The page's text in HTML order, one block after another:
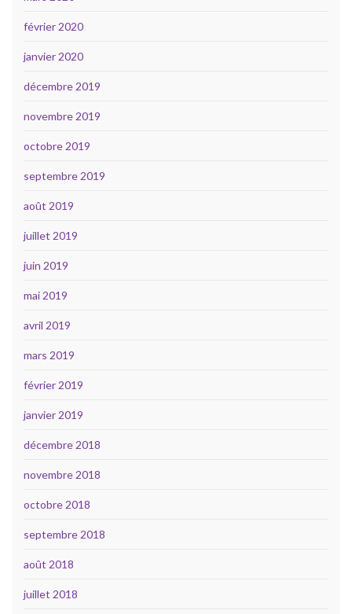
février 2020
janvier 2020
décembre 2019
novembre 2019
octobre 2019
septembre 2019
août 2019
juillet 2019
juin 2019
mai 2019
avril 2019
mars 2019
février 2019
janvier 2019
décembre 2018
novembre 2018
octobre 2018
septembre 2018
août 2018
juillet 2018